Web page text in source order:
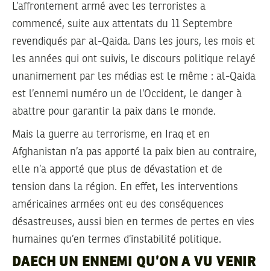
L’affrontement armé avec les terroristes a
commencé, suite aux attentats du 11 Septembre
revendiqués par al-Qaida. Dans les jours, les mois et
les années qui ont suivis, le discours politique relayé
unanimement par les médias est le même : al-Qaida
est l’ennemi numéro un de l’Occident, le danger à
abattre pour garantir la paix dans le monde.
Mais la guerre au terrorisme, en Iraq et en
Afghanistan n’a pas apporté la paix bien au contraire,
elle n’a apporté que plus de dévastation et de
tension dans la région. En effet, les interventions
américaines armées ont eu des conséquences
désastreuses, aussi bien en termes de pertes en vies
humaines qu’en termes d’instabilité politique.
DAECH UN ENNEMI QU’ON A VU VENIR